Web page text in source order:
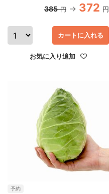
385 円 372 円
お気に入り追加
カートに入れる
予約